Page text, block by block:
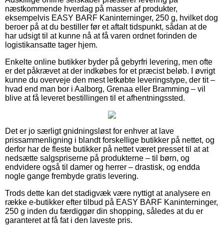
næstkommende hverdag på masser af produkter,
eksempelvis EASY BARF Kaninterninger, 250 g, hvilket dog
beroer på at du bestiller før et aftalt tidspunkt, sådan at de
har udsigt til at kunne nå at få varen ordnet forinden de
logistikansatte tager hjem.
Enkelte online butikker byder på gebyrfri levering, men ofte
er det påkrævet at der indkøbes for et præcist beløb. I øvrigt
kunne du overveje den mest letkøbte leveringstype, der tit –
hvad end man bor i Aalborg, Grenaa eller Bramming – vil
blive at få leveret bestillingen til et afhentningssted.
Det er jo særligt gnidningsløst for enhver at lave
prissammenligning i blandt forskellige butikker på nettet, og
derfor har de fleste butikker på nettet været presset til at at
nedsætte salgspriserne på produkterne – til børn, og
endvidere også til damer og herrer – drastisk, og endda
nogle gange frembyde gratis levering.
Trods dette kan det stadigvæk være nyttigt at analysere en
række e-butikker efter tilbud på EASY BARF Kaninterninger,
250 g inden du færdiggør din shopping, således at du er
garanteret at få fat i den laveste pris.